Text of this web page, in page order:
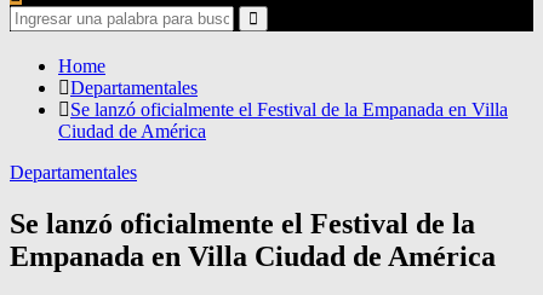
Search
for:
Search
Home
Departamentales
Se lanzó oficialmente el Festival de la Empanada en Villa
Ciudad de América
Departamentales
Se lanzó oficialmente el Festival de la
Empanada en Villa Ciudad de América